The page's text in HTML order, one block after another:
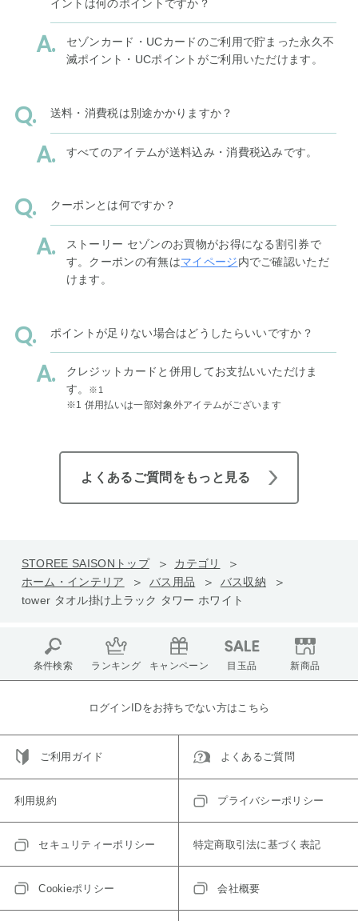
イントは何のポイントですか？
セゾンカード・UCカードのご利用で貯まった永久不
滅ポイント・UCポイントがご利用いただけます。
送料・消費税は別途かかりますか？
すべてのアイテムが送料込み・消費税込みです。
クーポンとは何ですか？
ストーリー セゾンのお買物がお得になる割引券で
す。クーポンの有無はマイページ内でご確認いただ
けます。
ポイントが足りない場合はどうしたらいいですか？
クレジットカードと併用してお支払いいただけま
す。
※1
※1 併用払いは一部対象外アイテムがございます
よくあるご質問をもっと見る
STOREE SAISONトップ
カテゴリ
ホーム・インテリア
バス用品
バス収納
tower タオル掛け上ラック タワー ホワイト
条件検索 ランキング キャンペーン 目玉品 新商品
ログインIDをお持ちでない方はこちら
ご利用ガイド よくあるご質問
利用規約 プライバシーポリシー
セキュリティーポリシー 特定商取引法に基づく表記
Cookieポリシー 会社概要